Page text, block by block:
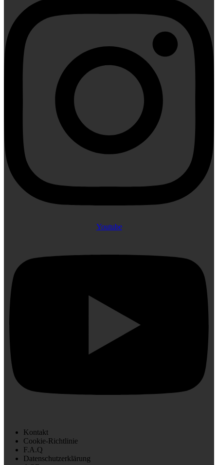
Youtube
Kontakt
Cookie-Richtlinie
F.A.Q
Datenschutzerklärung